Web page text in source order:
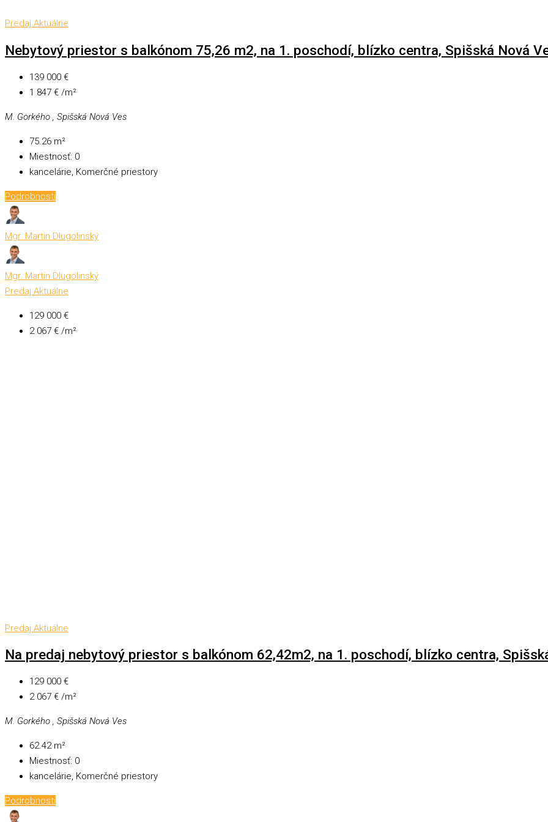
Predaj Aktuálne
Nebytový priestor s balkónom 75,26 m2, na 1. poschodí, blízko centra, Spišská Nová
139 000 €
1 847 € /m²
M. Gorkého , Spišská Nová Ves
75.26 m²
Miestnosť: 0
kancelárie, Komerčné priestory
Podrobnosti
Mgr. Martin Dlugolinský
Mgr. Martin Dlugolinský
Predaj Aktuálne
129 000 €
2 067 € /m²
Predaj Aktuálne
Na predaj nebytový priestor s balkónom 62,42m2, na 1. poschodí, blízko centra,
129 000 €
2 067 € /m²
M. Gorkého , Spišská Nová Ves
62.42 m²
Miestnosť: 0
kancelárie, Komerčné priestory
Podrobnosti